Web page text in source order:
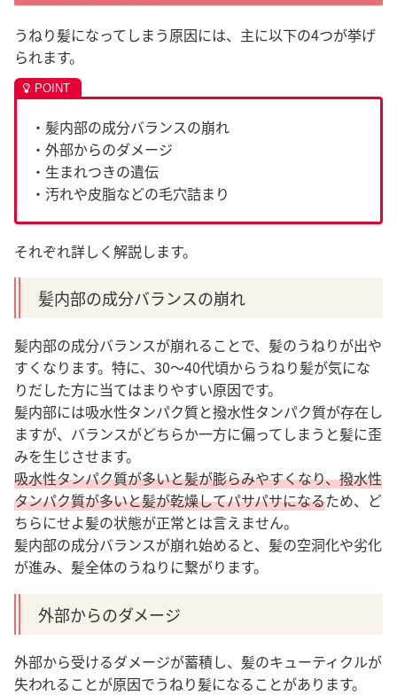
うねり髪になってしまう原因には、主に以下の4つが挙げ
られます。
・髪内部の成分バランスの崩れ
・外部からのダメージ
・生まれつきの遺伝
・汚れや皮脂などの毛穴詰まり
それぞれ詳しく解説します。
髪内部の成分バランスの崩れ
髪内部の成分バランスが崩れることで、髪のうねりが出や
すくなります。特に、30～40代頃からうねり髪が気にな
りだした方に当てはまりやすい原因です。
髪内部には吸水性タンパク質と撥水性タンパク質が存在し
ますが、バランスがどちらか一方に偏ってしまうと髪に歪
みを生じさせます。
吸水性タンパク質が多いと髪が膨らみやすくなり、撥水性
タンパク質が多いと髪が乾燥してパサパサになるため、ど
ちらにせよ髪の状態が正常とは言えません。
髪内部の成分バランスが崩れ始めると、髪の空洞化や劣化
が進み、髪全体のうねりに繋がります。
外部からのダメージ
外部から受けるダメージが蓄積し、髪のキューティクルが
失われることが原因でうねり髪になることがあります。